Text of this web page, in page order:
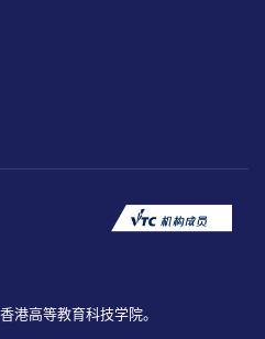
高等教育科技学院。